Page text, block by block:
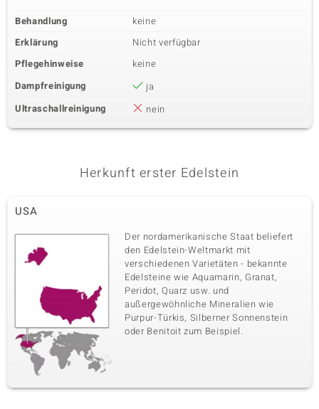
Behandlung
keine
Erklärung
Nicht verfügbar
Pflegehinweise
keine
Dampfreinigung
ja
Ultraschallreinigung
nein
Herkunft erster Edelstein
USA
Der nordamerikanische Staat beliefert
den Edelstein-Weltmarkt mit
verschiedenen Varietäten - bekannte
Edelsteine wie Aquamarin, Granat,
Peridot, Quarz usw. und
außergewöhnliche Mineralien wie
Purpur-Türkis, Silberner Sonnenstein
oder Benitoit zum Beispiel.